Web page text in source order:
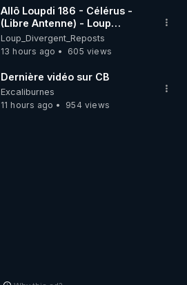
Allô Loupdi 186 - Célérus -
(Libre Antenne) - Loup
Divergent 2026.08.06
Loup_Divergent_Reposts
13 hours ago
605 views
Dernière vidéo sur CB
Excaliburnes
11 hours ago
954 views